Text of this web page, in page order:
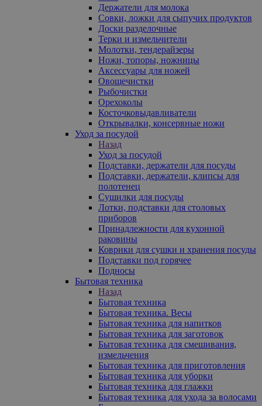
Держатели для молока
Совки, ложки для сыпучих продуктов
Доски разделочные
Терки и измельчители
Молотки, тендерайзеры
Ножи, топоры, ножницы
Аксессуары для ножей
Овощечистки
Рыбочистки
Орехоколы
Косточковыдавливатели
Открывалки, консервные ножи
Уход за посудой
Назад
Уход за посудой
Подставки, держатели для посуды
Подставки, держатели, клипсы для
полотенец
Сушилки для посуды
Лотки, подставки для столовых
приборов
Принадлежности для кухонной
раковины
Коврики для сушки и хранения посуды
Подставки под горячее
Подносы
Бытовая техника
Назад
Бытовая техника
Бытовая техника. Весы
Бытовая техника для напитков
Бытовая техника для заготовок
Бытовая техника для смешивания,
измельчения
Бытовая техника для приготовления
Бытовая техника для уборки
Бытовая техника для глажки
Бытовая техника для ухода за волосами